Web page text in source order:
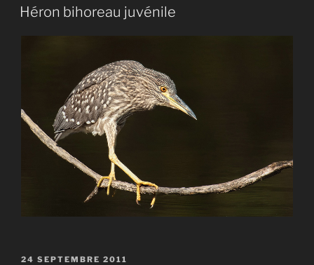
LE
Héron bihoreau juvénile
PUBLIÉ
24 SEPTEMBRE 2011